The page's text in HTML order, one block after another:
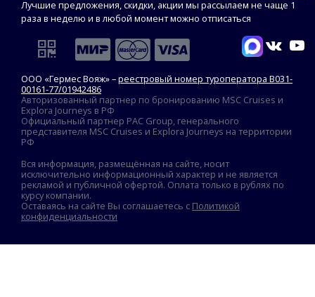
Лучшие предложения, скидки, акции мы рассылаем не чаще 1
раза в неделю и в любой момент можно отписаться
ООО «Гермес Вояж» –реестровый номер туроператора В031-
00161-77/01942486
Авторизованный партнер по бронированию MSC Cruises и
Explora Journeys в РФ
Официальный партнер PAC Group, генерального
представителя MSC Cruises и Explora Journeys на территории
РФ
Вся информация, размещённая на сайте, носит
исключительно информационный характер и не является
рекламой и публичной офертой. Оплата только в рублях по
курсу компании.
Оставаясь на сайте Вы соглашаетесь с Политикой
конфиденциальности